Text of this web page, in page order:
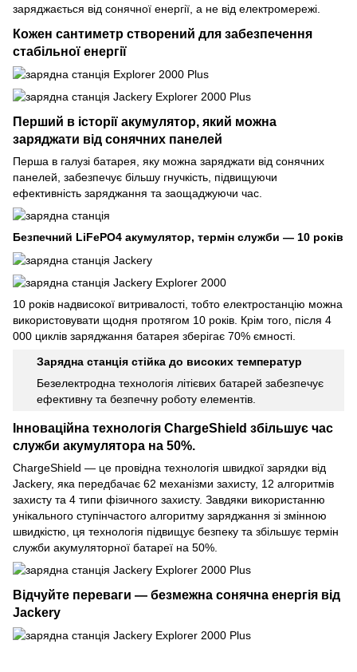
заряджається від сонячної енергії, а не від електромережі.
Кожен сантиметр створений для забезпечення
стабільної енергії
Перший в історії акумулятор, який можна
заряджати від сонячних панелей
Перша в галузі батарея, яку можна заряджати від сонячних
панелей, забезпечує більшу гнучкість, підвищуючи
ефективність заряджання та заощаджуючи час.
Безпечний LiFePO4 акумулятор, термін служби — 10 років
10 років надвисокої витривалості, тобто електростанцію можна
використовувати щодня протягом 10 років. Крім того, після 4
000 циклів заряджання батарея зберігає 70% ємності.
Зарядна станція стійка до високих температур
Безелектродна технологія літієвих батарей забезпечує
ефективну та безпечну роботу елементів.
Інноваційна технологія ChargeShield збільшує час
служби акумулятора на 50%.
ChargeShield — це провідна технологія швидкої зарядки від
Jackery, яка передбачає 62 механізми захисту, 12 алгоритмів
захисту та 4 типи фізичного захисту. Завдяки використанню
унікального ступінчастого алгоритму заряджання зі змінною
швидкістю, ця технологія підвищує безпеку та збільшує термін
служби акумуляторної батареї на 50%.
Відчуйте переваги — безмежна сонячна енергія від
Jackery